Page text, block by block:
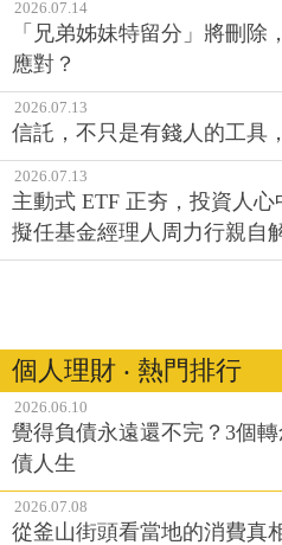
2026.07.14
「兄弟姊妹特留分」將刪
應對？
2026.07.13
信託，不只是有錢人的工具
2026.07.13
主動式 ETF 正夯，投資人心
擬任基金經理人周力行親自
個人理財 ‧ 熱門排行
2026.06.10
覺得負債永遠還不完？3個
債人生
2026.07.08
從釜山街頭看當地的消費真